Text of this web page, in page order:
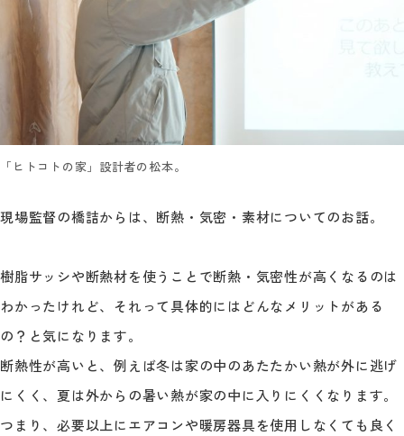
「ヒトコトの家」設計者の松本。
現場監督の橋詰からは、断熱・気密・素材についてのお話。
樹脂サッシや断熱材を使うことで断熱・気密性が高くなるのは
わかったけれど、それって具体的にはどんなメリットがある
の？と気になります。
断熱性が高いと、例えば冬は家の中のあたたかい熱が外に逃げ
にくく、夏は外からの暑い熱が家の中に入りにくくなります。
つまり、必要以上にエアコンや暖房器具を使用しなくても良く